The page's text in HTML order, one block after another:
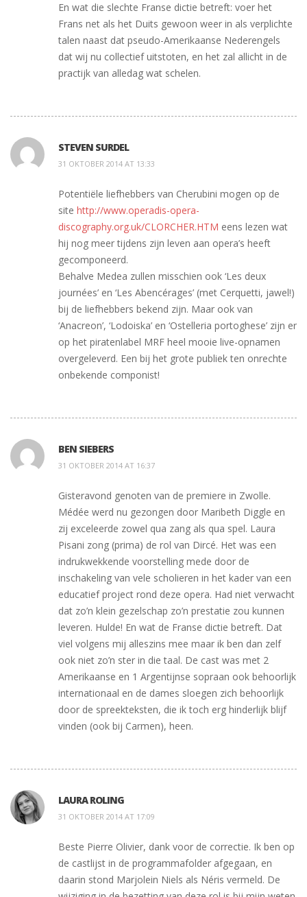
En wat die slechte Franse dictie betreft: voer het
Frans net als het Duits gewoon weer in als verplichte
talen naast dat pseudo-Amerikaanse Nederengels
dat wij nu collectief uitstoten, en het zal allicht in de
practijk van alledag wat schelen.
STEVEN SURDEL
31 OKTOBER 2014 AT 13:33
Potentiële liefhebbers van Cherubini mogen op de
site http://www.operadis-opera-
discography.org.uk/CLORCHER.HTM eens lezen wat
hij nog meer tijdens zijn leven aan opera’s heeft
gecomponeerd.
Behalve Medea zullen misschien ook ‘Les deux
journées’ en ‘Les Abencérages’ (met Cerquetti, jawel!)
bij de liefhebbers bekend zijn. Maar ook van
‘Anacreon’, ‘Lodoiska’ en ‘Ostelleria portoghese’ zijn er
op het piratenlabel MRF heel mooie live-opnamen
overgeleverd. Een bij het grote publiek ten onrechte
onbekende componist!
BEN SIEBERS
31 OKTOBER 2014 AT 16:37
Gisteravond genoten van de premiere in Zwolle.
Médée werd nu gezongen door Maribeth Diggle en
zij exceleerde zowel qua zang als qua spel. Laura
Pisani zong (prima) de rol van Dircé. Het was een
indrukwekkende voorstelling mede door de
inschakeling van vele scholieren in het kader van een
educatief project rond deze opera. Had niet verwacht
dat zo’n klein gezelschap zo’n prestatie zou kunnen
leveren. Hulde! En wat de Franse dictie betreft. Dat
viel volgens mij alleszins mee maar ik ben dan zelf
ook niet zo’n ster in die taal. De cast was met 2
Amerikaanse en 1 Argentijnse sopraan ook behoorlijk
internationaal en de dames sloegen zich behoorlijk
door de spreekteksten, die ik toch erg hinderlijk blijf
vinden (ook bij Carmen), heen.
LAURA ROLING
31 OKTOBER 2014 AT 17:09
Beste Pierre Olivier, dank voor de correctie. Ik ben op
de castlijst in de programmafolder afgegaan, en
daarin stond Marjolein Niels als Néris vermeld. De